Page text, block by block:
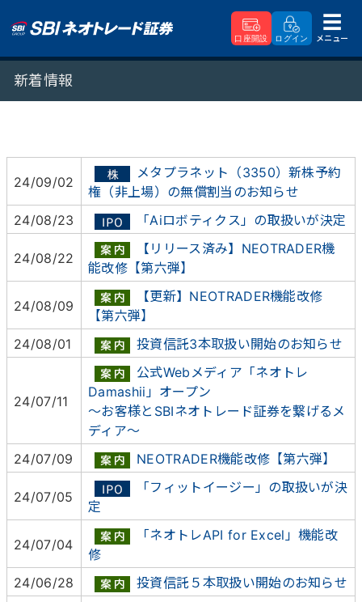
口座開設 ログイン
メニュー
新着情報
24/09/02
メタプラネット（3350）新株予約
権（非上場）の無償割当のお知らせ
24/08/23
「Aiロボティクス」の取扱いが決定
24/08/22
【リリース済み】NEOTRADER機
能改修【第六弾】
24/08/09
【更新】NEOTRADER機能改修
【第六弾】
24/08/01
投資信託3本取扱い開始のお知らせ
24/07/11
公式Webメディア「ネオトレ
Damashii」オープン
～お客様とSBIネオトレード証券を繋げるメ
ディア～
24/07/09
NEOTRADER機能改修【第六弾】
24/07/05
「フィットイージー」の取扱いが決
定
24/07/04
「ネオトレAPI for Excel」機能改
修
24/06/28
投資信託５本取扱い開始のお知らせ